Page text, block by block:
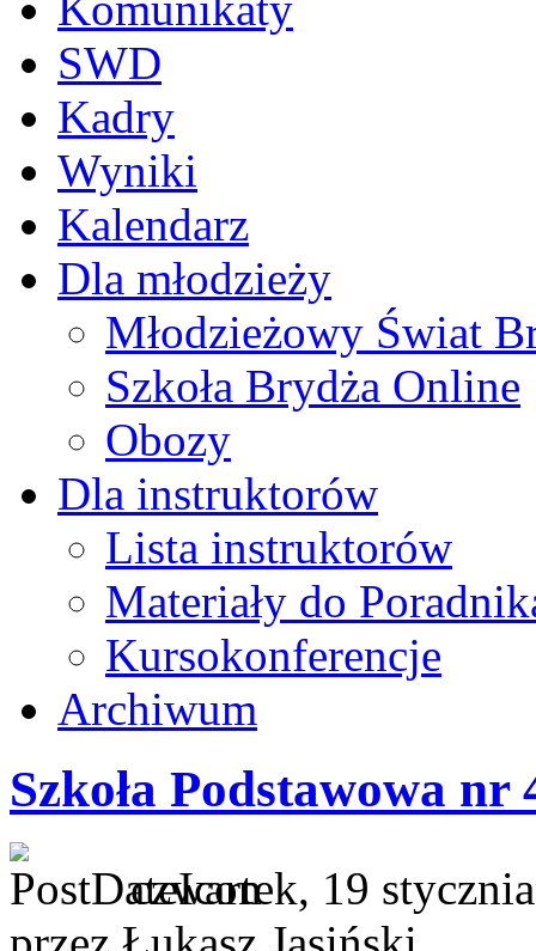
SWD
Kadry
Wyniki
Kalendarz
Dla młodzieży
Młodzieżowy Świat
Szkoła Brydża Online
Obozy
Dla instruktorów
Lista instruktorów
Materiały do
Kursokonferencje
Archiwum
Szkoła Podstawowa nr
czwartek, 19